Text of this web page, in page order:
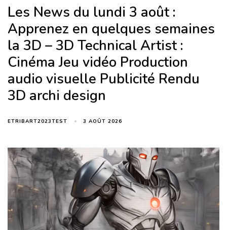
Les News du lundi 3 août :
Apprenez en quelques semaines
la 3D – 3D Technical Artist :
Cinéma Jeu vidéo Production
audio visuelle Publicité Rendu
3D archi design
ETRIBART2023TEST 3 AOÛT 2026